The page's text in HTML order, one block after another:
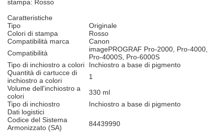
stampa: Rosso
Caratteristiche
Tipo
Originale
Colori di stampa
Rosso
Compatibilità marca
Canon
Compatibilità
imagePROGRAF Pro-2000, Pro-4000,
Pro-4000S, Pro-6000S
Tipo di inchiostro a colori
Inchiostro a base di pigmento
Quantità di cartucce di
inchiostro a colori
1
Volume dell'inchiostro a
colori
330 ml
Tipo di inchiostro
Inchiostro a base di pigmento
Dati logistici
Codice del Sistema
Armonizzato (SA)
84439990